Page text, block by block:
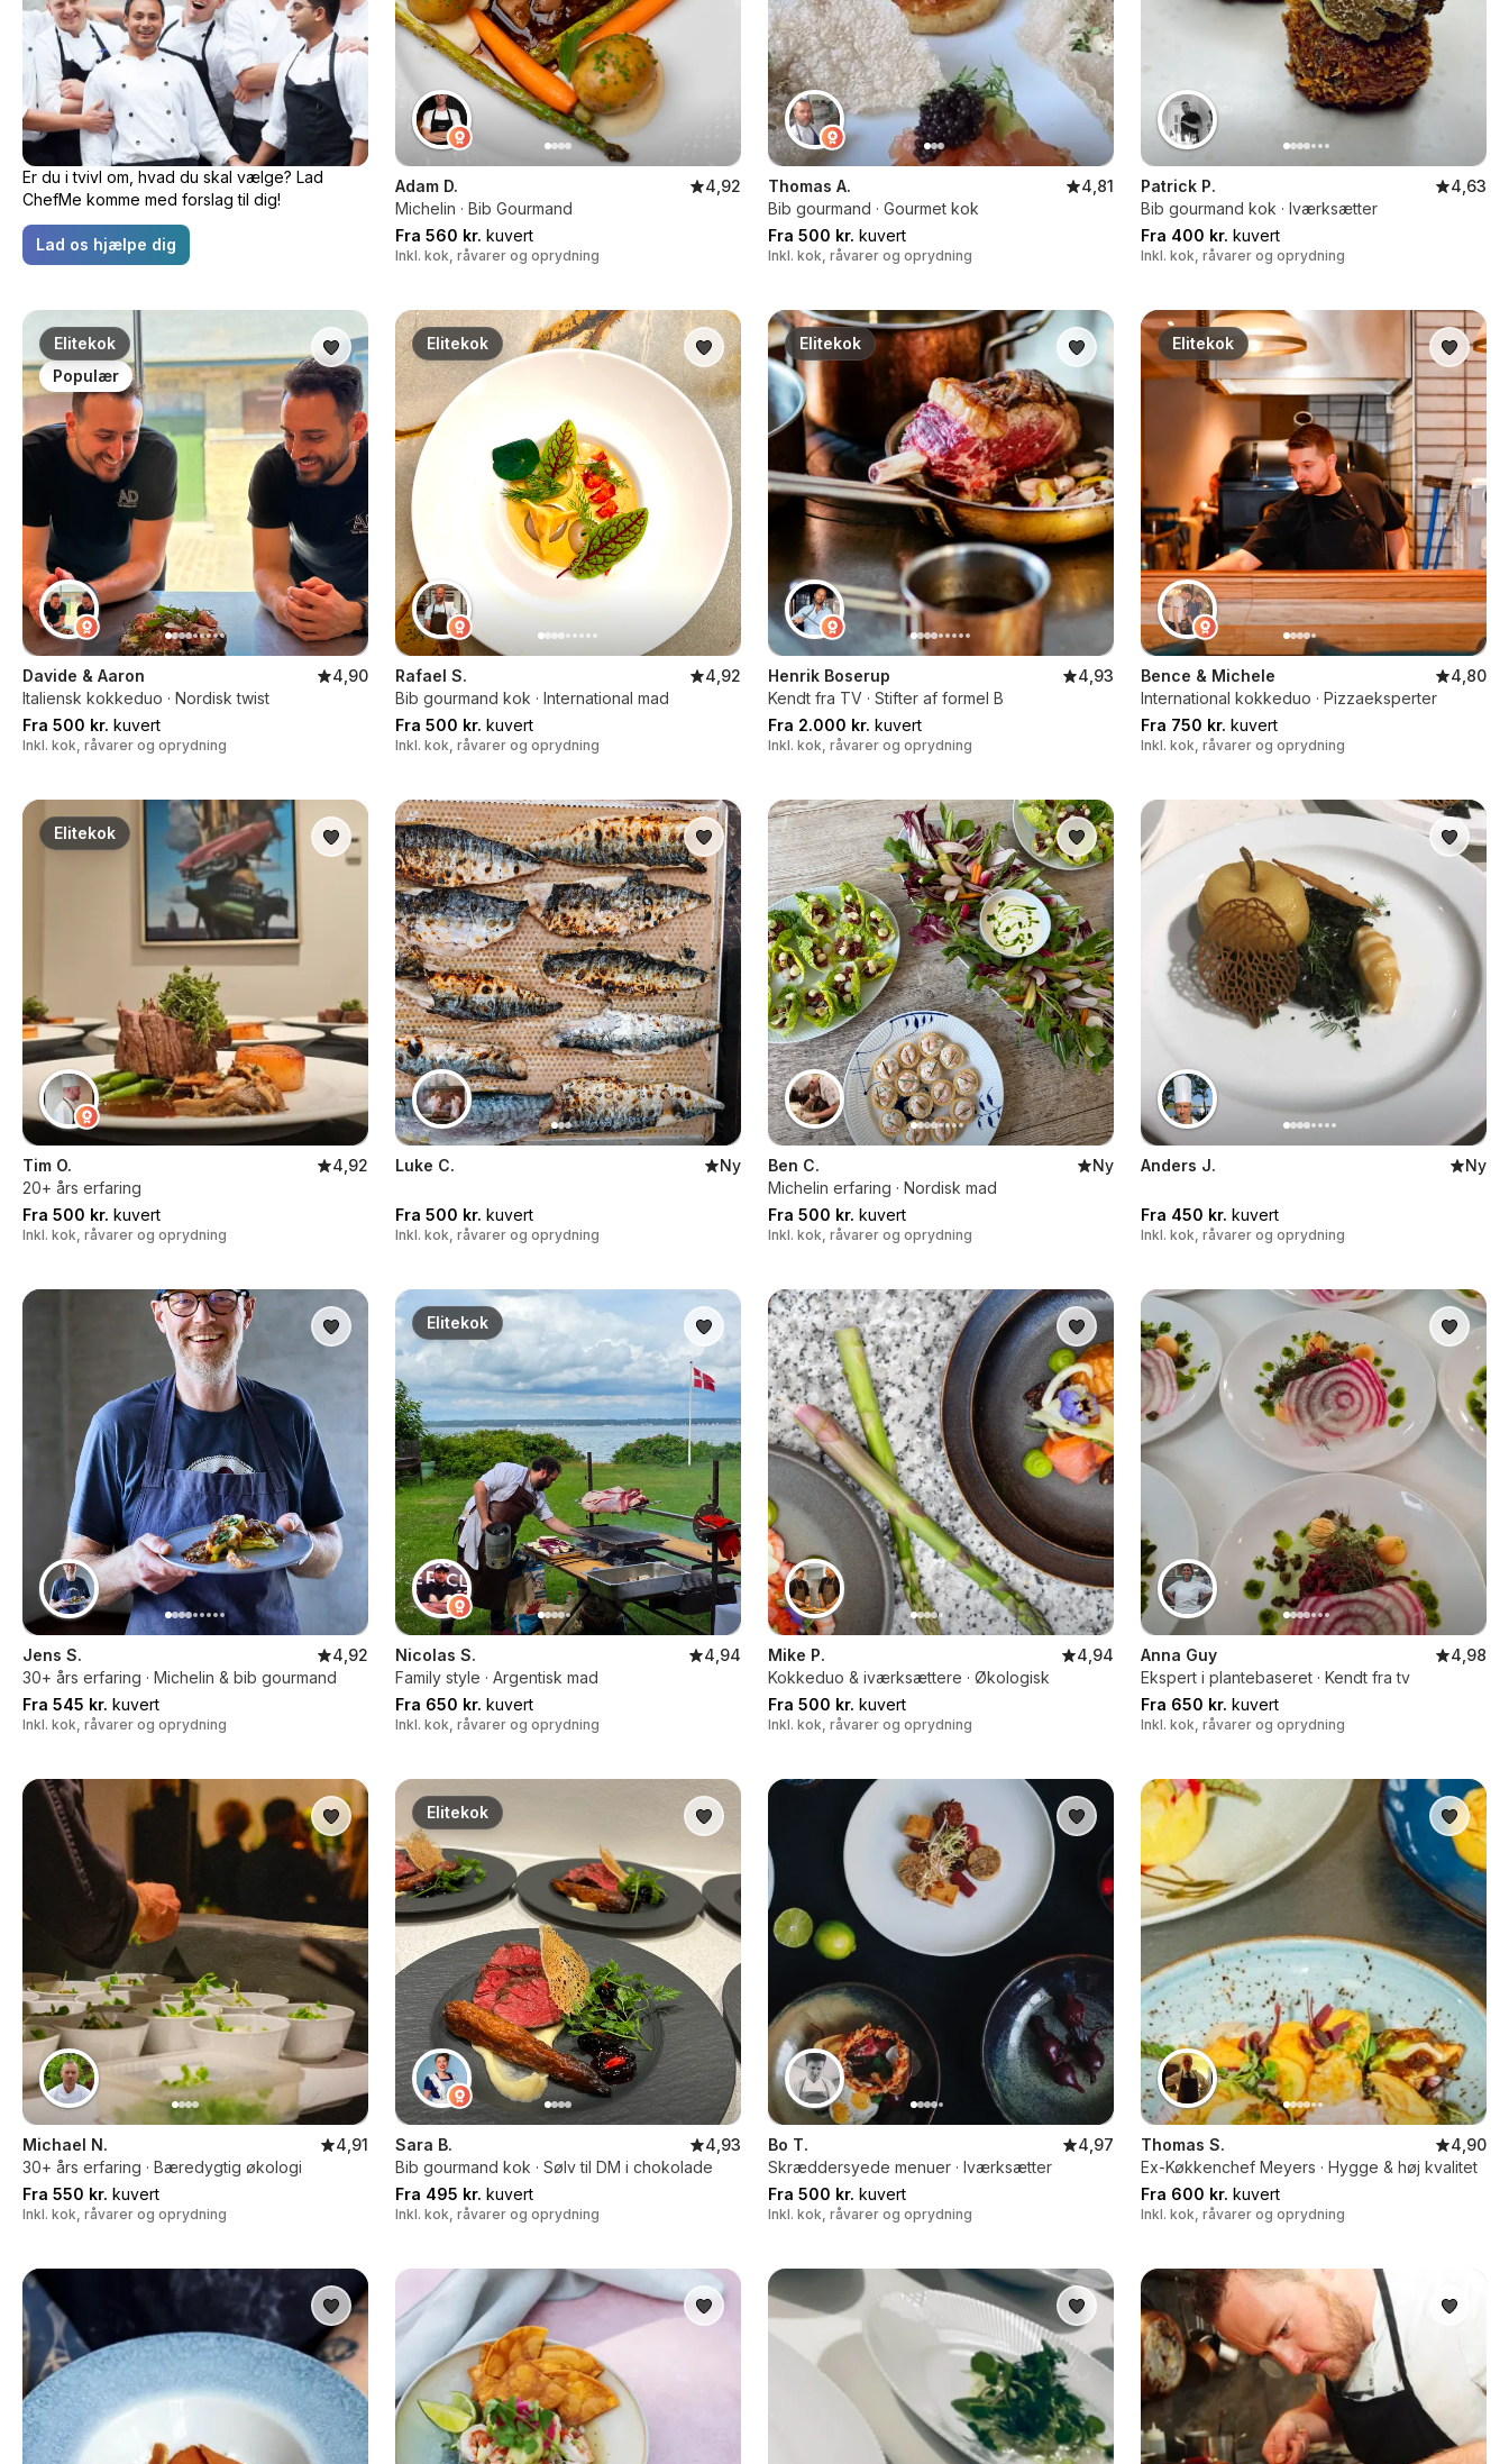
Er du i tvivl om, hvad du skal vælge? Lad
ChefMe komme med forslag til dig!
Lad os hjælpe dig
Adam D.
4,92
Michelin · Bib Gourmand
Fra 560 kr. kuvert
Inkl. kok, råvarer og oprydning
Thomas A.
4,81
Bib gourmand · Gourmet kok
Fra 500 kr. kuvert
Inkl. kok, råvarer og oprydning
Patrick P.
4,63
Bib gourmand kok · Iværksætter
Fra 400 kr. kuvert
Inkl. kok, råvarer og oprydning
Elitekok
Populær
Davide & Aaron
4,90
Italiensk kokkeduo · Nordisk twist
Fra 500 kr. kuvert
Inkl. kok, råvarer og oprydning
Elitekok
Rafael S.
4,92
Bib gourmand kok · International mad
Fra 500 kr. kuvert
Inkl. kok, råvarer og oprydning
Elitekok
Henrik Boserup
4,93
Kendt fra TV · Stifter af formel B
Fra 2.000 kr. kuvert
Inkl. kok, råvarer og oprydning
Elitekok
Bence & Michele
4,80
International kokkeduo · Pizzaeksperter
Fra 750 kr. kuvert
Inkl. kok, råvarer og oprydning
Elitekok
Tim O.
4,92
20+ års erfaring
Fra 500 kr. kuvert
Inkl. kok, råvarer og oprydning
Luke C. Ny
Fra 500 kr. kuvert
Inkl. kok, råvarer og oprydning
Ben C.
Ny
Michelin erfaring · Nordisk mad
Fra 500 kr. kuvert
Inkl. kok, råvarer og oprydning
Anders J. Ny
Fra 450 kr. kuvert
Inkl. kok, råvarer og oprydning
Jens S.
4,92
30+ års erfaring · Michelin & bib gourmand
Fra 545 kr. kuvert
Inkl. kok, råvarer og oprydning
Elitekok
Nicolas S.
4,94
Family style · Argentisk mad
Fra 650 kr. kuvert
Inkl. kok, råvarer og oprydning
Mike P.
4,94
Kokkeduo & iværksættere · Økologisk
Fra 500 kr. kuvert
Inkl. kok, råvarer og oprydning
Anna Guy
4,98
Ekspert i plantebaseret · Kendt fra tv
Fra 650 kr. kuvert
Inkl. kok, råvarer og oprydning
Michael N.
4,91
30+ års erfaring · Bæredygtig økologi
Fra 550 kr. kuvert
Inkl. kok, råvarer og oprydning
Elitekok
Sara B.
4,93
Bib gourmand kok · Sølv til DM i chokolade
Fra 495 kr. kuvert
Inkl. kok, råvarer og oprydning
Bo T.
4,97
Skræddersyede menuer · Iværksætter
Fra 500 kr. kuvert
Inkl. kok, råvarer og oprydning
Thomas S.
4,90
Ex-Køkkenchef Meyers · Hygge & høj kvalitet
Fra 600 kr. kuvert
Inkl. kok, råvarer og oprydning